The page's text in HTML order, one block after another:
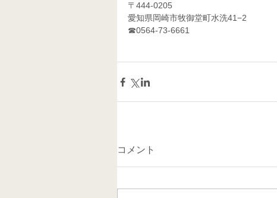
〒444-0205
愛知県岡崎市牧御堂町水洗41−2
☎0564-73-6661
コメント